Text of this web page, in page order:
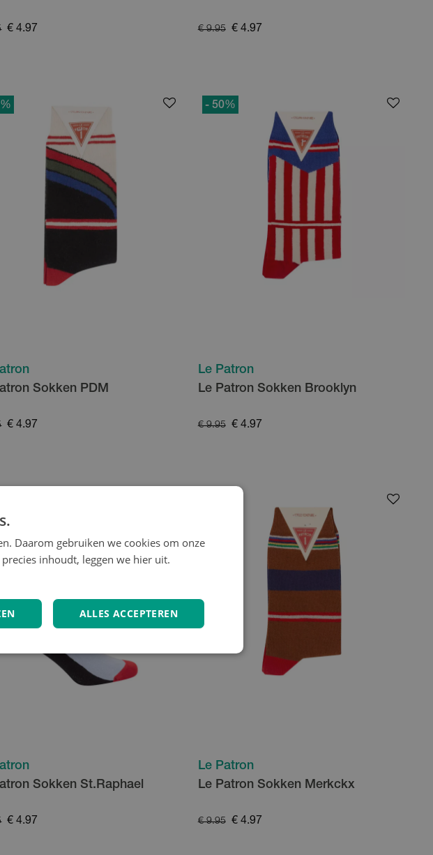
€ 4.97 € 9.95 € 4.97
%
Sokken PDM
€ 4.97
- 50%
Le Patron
Le Patron Sokken Brooklyn
€ 9.95 € 4.97
Sokken St.Raphael
€ 4.97
Le Patron
Le Patron Sokken Merkckx
€ 9.95 € 4.97
Daarom gebruiken we cookies om onze
inhoudt, leggen we hier uit.
ALLES ACCEPTEREN